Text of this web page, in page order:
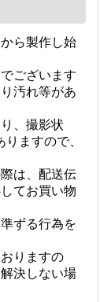
ら製作し始
ございます
汚れ等があ
、撮影状
ますので、
は、配送伝
てお買い物
ずる行為を
りますの
決しない場